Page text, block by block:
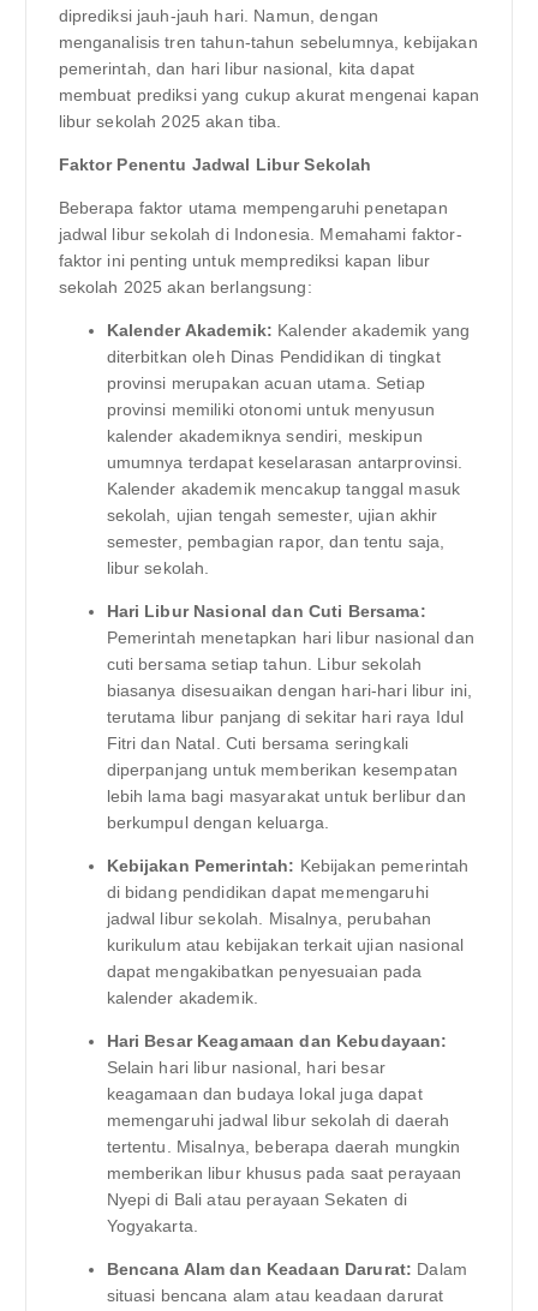
diprediksi jauh-jauh hari. Namun, dengan
menganalisis tren tahun-tahun sebelumnya, kebijakan
pemerintah, dan hari libur nasional, kita dapat
membuat prediksi yang cukup akurat mengenai kapan
libur sekolah 2025 akan tiba.
Faktor Penentu Jadwal Libur Sekolah
Beberapa faktor utama mempengaruhi penetapan
jadwal libur sekolah di Indonesia. Memahami faktor-
faktor ini penting untuk memprediksi kapan libur
sekolah 2025 akan berlangsung:
Kalender Akademik: Kalender akademik yang
diterbitkan oleh Dinas Pendidikan di tingkat
provinsi merupakan acuan utama. Setiap
provinsi memiliki otonomi untuk menyusun
kalender akademiknya sendiri, meskipun
umumnya terdapat keselarasan antarprovinsi.
Kalender akademik mencakup tanggal masuk
sekolah, ujian tengah semester, ujian akhir
semester, pembagian rapor, dan tentu saja,
libur sekolah.
Hari Libur Nasional dan Cuti Bersama:
Pemerintah menetapkan hari libur nasional dan
cuti bersama setiap tahun. Libur sekolah
biasanya disesuaikan dengan hari-hari libur ini,
terutama libur panjang di sekitar hari raya Idul
Fitri dan Natal. Cuti bersama seringkali
diperpanjang untuk memberikan kesempatan
lebih lama bagi masyarakat untuk berlibur dan
berkumpul dengan keluarga.
Kebijakan Pemerintah: Kebijakan pemerintah
di bidang pendidikan dapat memengaruhi
jadwal libur sekolah. Misalnya, perubahan
kurikulum atau kebijakan terkait ujian nasional
dapat mengakibatkan penyesuaian pada
kalender akademik.
Hari Besar Keagamaan dan Kebudayaan:
Selain hari libur nasional, hari besar
keagamaan dan budaya lokal juga dapat
memengaruhi jadwal libur sekolah di daerah
tertentu. Misalnya, beberapa daerah mungkin
memberikan libur khusus pada saat perayaan
Nyepi di Bali atau perayaan Sekaten di
Yogyakarta.
Bencana Alam dan Keadaan Darurat: Dalam
situasi bencana alam atau keadaan darurat